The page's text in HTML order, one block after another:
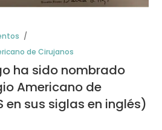
de Cirujanos
ha sido nombrado
Americano de
en sus siglas en inglés)